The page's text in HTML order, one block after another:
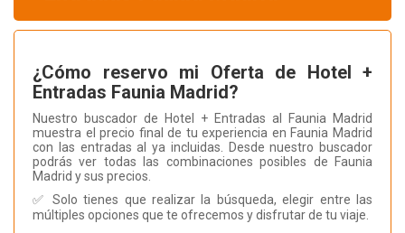
¿Cómo reservo mi Oferta de Hotel +
Entradas Faunia Madrid?
Nuestro buscador de Hotel + Entradas al Faunia Madrid
muestra el precio final de tu experiencia en Faunia Madrid
con las entradas al ya incluidas. Desde nuestro buscador
podrás ver todas las combinaciones posibles de Faunia
Madrid y sus precios.
✅ Solo tienes que realizar la búsqueda, elegir entre las
múltiples opciones que te ofrecemos y disfrutar de tu viaje.